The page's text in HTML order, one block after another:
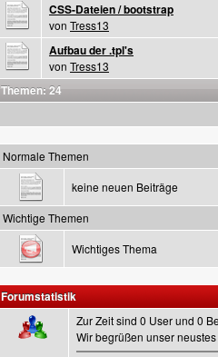
CSS-Dateien / bootstrap
von Tress13
Aufbau der .tpl's
von Tress13
Themen: 24
Normale Themen
keine neuen Beiträge
Wichtige Themen
Wichtiges Thema
Forumstatistik
Zur Zeit sind 0 User und 0
Wir begrüßen unser